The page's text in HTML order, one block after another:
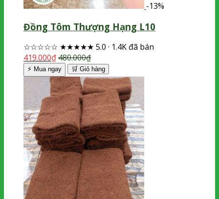
-13%
Đồng Tôm Thượng Hạng L10
☆☆☆☆☆ ★★★★★ 5.0 · 1.4K đã bán
419.000₫480.000₫
⚡ Mua ngay 🛒 Giỏ hàng